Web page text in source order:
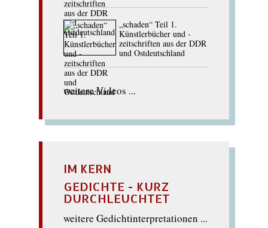
„schaden“ Teil 1.
Künstlerbücher und -
zeitschriften aus der DDR
und Ostdeutschland
weitere Videos ...
IM KERN
GEDICHTE - KURZ
DURCHLEUCHTET
weitere Gedichtinterpretationen ...